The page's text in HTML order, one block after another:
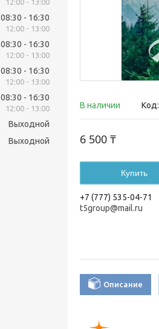
В наличии Код:
6 500 ₸
Купить
+7 (777) 535-04-71
t5group@mail.ru
Описание
12:00 13:00
08:30 16:30
12:00 13:00
08:30 16:30
12:00 13:00
08:30 16:30
12:00 13:00
08:30 16:30
12:00 13:00
Выходной
Выходной